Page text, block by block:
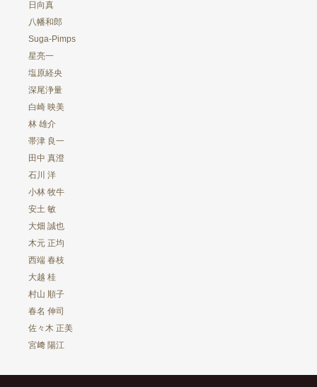
日向真
八幡和郎
石川 洋
木村俊昭
星亮一
大畑 誠也
村山 順子
佐々木 正美
大越 桂
木元 正均
宮﨑 陽江
日向真
八幡和郎
Suga-Pimps
星亮一
塩原経央
深尾浄量
白崎 映美
林 雄介
帯津 良一
田中 真澄
石川 洋
小林 牧牛
安土 敏
大畑 誠也
木元 正均
西端 春枝
大越 桂
村山 順子
春名 伸司
佐々木 正美
宮﨑 陽江